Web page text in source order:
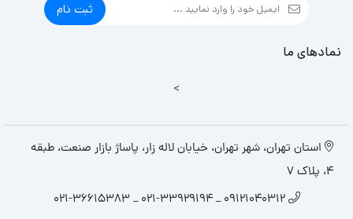
ثبت نام
نمادهای ما
>
استان تهران، شهر تهران، خیابان لاله زار، پاساژ بازار صنعت، طبقه
4، پلاک 7
09121040312 _ 021-33929194 _ 021-36615383